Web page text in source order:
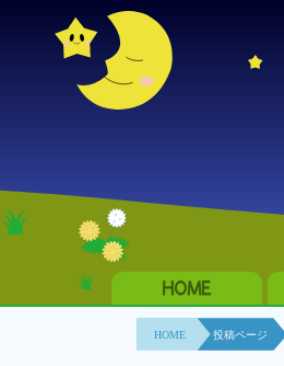
HOME
HOME 投稿ページ